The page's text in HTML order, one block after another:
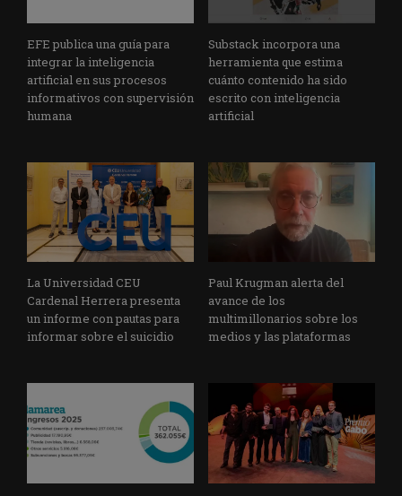
EFE publica una guía para
integrar la inteligencia
artificial en sus procesos
informativos con supervisión
humana
Substack incorpora una
herramienta que estima
cuánto contenido ha sido
escrito con inteligencia
artificial
La Universidad CEU
Cardenal Herrera presenta
un informe con pautas para
informar sobre el suicidio
Paul Krugman alerta del
avance de los
multimillonarios sobre los
medios y las plataformas